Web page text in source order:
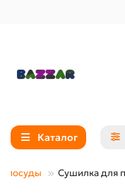
Каталог
посуды Сушилка для